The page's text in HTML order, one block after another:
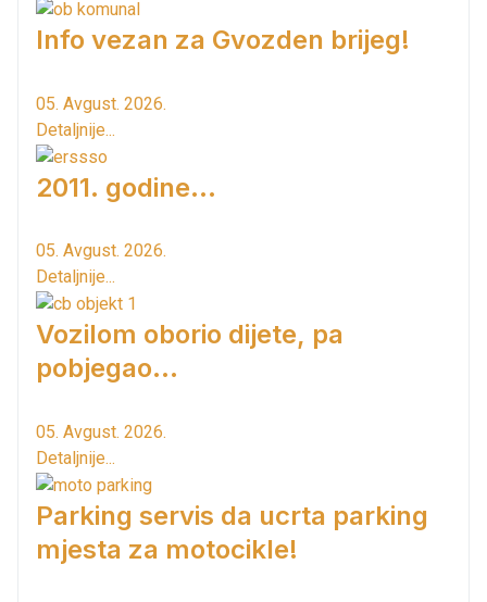
Info vezan za Gvozden brijeg!
05. Avgust. 2026.
Detaljnije...
2011. godine...
05. Avgust. 2026.
Detaljnije...
Vozilom oborio dijete, pa
pobjegao...
05. Avgust. 2026.
Detaljnije...
Parking servis da ucrta parking
mjesta za motocikle!